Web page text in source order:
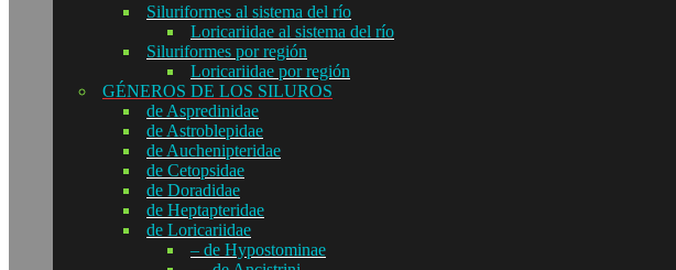
Siluriformes al sistema del río
Loricariidae al sistema del río
Siluriformes por región
Loricariidae por región
GÉNEROS DE LOS SILUROS
de Aspredinidae
de Astroblepidae
de Auchenipteridae
de Cetopsidae
de Doradidae
de Heptapteridae
de Loricariidae
– de Hypostominae